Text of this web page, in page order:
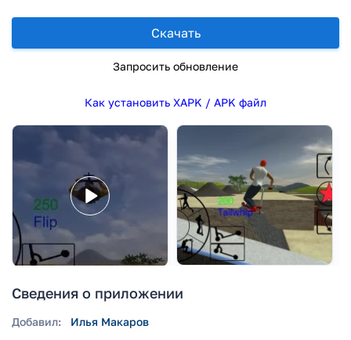
Скачать
Запросить обновление
Как установить XAPK / APK файл
Сведения о приложении
Добавил:
Илья Макаров